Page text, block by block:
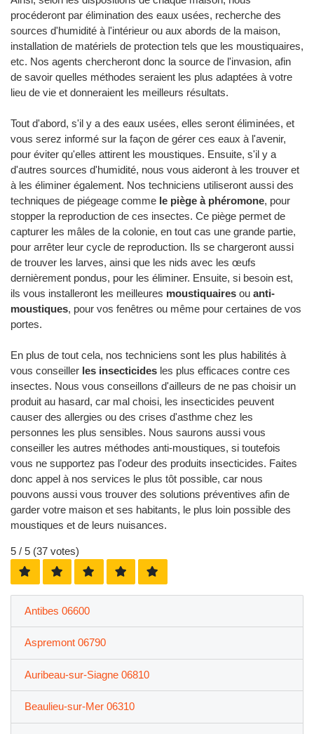
procéderont par élimination des eaux usées, recherche des
sources d'humidité à l'intérieur ou aux abords de la maison,
installation de matériels de protection tels que les moustiquaires,
etc. Nos agents chercheront donc la source de l'invasion, afin
de savoir quelles méthodes seraient les plus adaptées à votre
lieu de vie et donneraient les meilleurs résultats.
Tout d'abord, s'il y a des eaux usées, elles seront éliminées, et
vous serez informé sur la façon de gérer ces eaux à l'avenir,
pour éviter qu'elles attirent les moustiques. Ensuite, s'il y a
d'autres sources d'humidité, nous vous aideront à les trouver et
à les éliminer également. Nos techniciens utiliseront aussi des
techniques de piégeage comme le piège à phéromone, pour
stopper la reproduction de ces insectes. Ce piège permet de
capturer les mâles de la colonie, en tout cas une grande partie,
pour arrêter leur cycle de reproduction. Ils se chargeront aussi
de trouver les larves, ainsi que les nids avec les œufs
dernièrement pondus, pour les éliminer. Ensuite, si besoin est,
ils vous installeront les meilleures moustiquaires ou anti-
moustiques, pour vos fenêtres ou même pour certaines de vos
portes.
En plus de tout cela, nos techniciens sont les plus habilités à
vous conseiller les insecticides les plus efficaces contre ces
insectes. Nous vous conseillons d'ailleurs de ne pas choisir un
produit au hasard, car mal choisi, les insecticides peuvent
causer des allergies ou des crises d'asthme chez les
personnes les plus sensibles. Nous saurons aussi vous
conseiller les autres méthodes anti-moustiques, si toutefois
vous ne supportez pas l'odeur des produits insecticides. Faites
donc appel à nos services le plus tôt possible, car nous
pouvons aussi vous trouver des solutions préventives afin de
garder votre maison et ses habitants, le plus loin possible des
moustiques et de leurs nuisances.
5 / 5 (37 votes)
Antibes 06600
Aspremont 06790
Auribeau-sur-Siagne 06810
Beaulieu-sur-Mer 06310